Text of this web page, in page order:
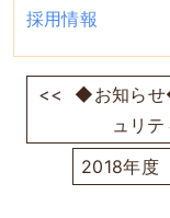
採用情報
<<
◆お知らせ
ュリ
2018年度